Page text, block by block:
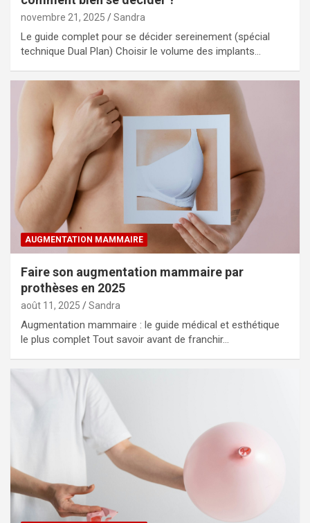
novembre 21, 2025 Sandra
Le guide complet pour se décider sereinement (spécial
technique Dual Plan) Choisir le volume des implants…
AUGMENTATION MAMMAIRE
Faire son augmentation mammaire par
prothèses en 2025
août 11, 2025 Sandra
Augmentation mammaire : le guide médical et esthétique
le plus complet Tout savoir avant de franchir…